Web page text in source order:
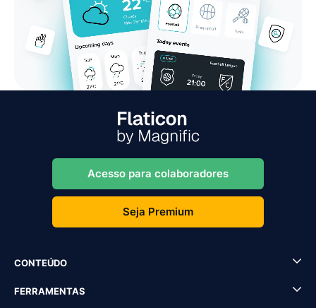
Acesso para colaboradores
Seja Premium
CONTEÚDO
FERRAMENTAS